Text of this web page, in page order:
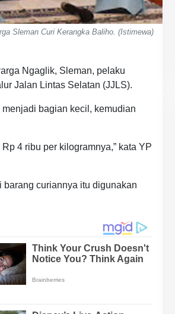
Sleman Curi Kerangka Baliho. (Istimewa)
Ngaglik, Sleman, pelaku
Jalan Lintas Selatan (JJLS).
bagian kecil, kemudian
4 ribu per kilogramnya,” kata YP
curiannya itu digunakan